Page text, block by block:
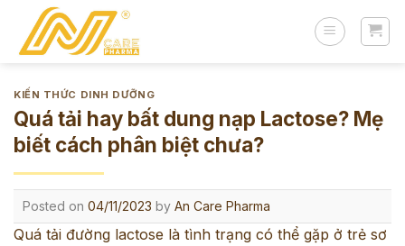
content
KIẾN THỨC DINH DƯỠNG
Quá tải hay bất dung nạp Lactose? Mẹ
biết cách phân biệt chưa?
Posted on 04/11/2023 by An Care Pharma
Quá tải đường lactose là tình trạng có thể gặp ở trẻ sơ